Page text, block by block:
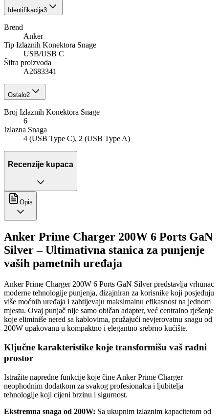
Identifikacija3
Brend
Anker
Tip Izlaznih Konektora Snage
USB/USB C
Šifra proizvoda
A2683341
Ostalo2
Broj Izlaznih Konektora Snage
6
Izlazna Snaga
4 (USB Type C), 2 (USB Type A)
Recenzije kupaca
Opis
Anker Prime Charger 200W 6 Ports GaN
Silver – Ultimativna stanica za punjenje
vaših pametnih uređaja
Anker Prime Charger 200W 6 Ports GaN Silver predstavlja vrhunac
moderne tehnologije punjenja, dizajniran za korisnike koji posjeduju
više moćnih uređaja i zahtijevaju maksimalnu efikasnost na jednom
mjestu. Ovaj punjač nije samo običan adapter, već centralno rješenje
koje eliminiše nered sa kablovima, pružajući nevjerovatnu snagu od
200W upakovanu u kompaktno i elegantno srebrno kućište.
Ključne karakteristike koje transformišu vaš radni
prostor
Istražite napredne funkcije koje čine Anker Prime Charger
neophodnim dodatkom za svakog profesionalca i ljubitelja
tehnologije koji cijeni brzinu i sigurnost.
Ekstremna snaga od 200W: Sa ukupnim izlaznim kapacitetom od